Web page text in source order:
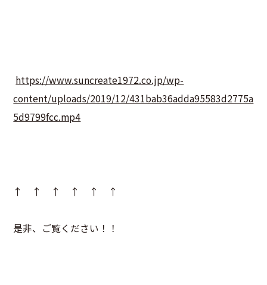
https://www.suncreate1972.co.jp/wp-
content/uploads/2019/12/431bab36adda95583d2775a
5d9799fcc.mp4
↑ ↑ ↑ ↑ ↑ ↑
是非、ご覧ください！！